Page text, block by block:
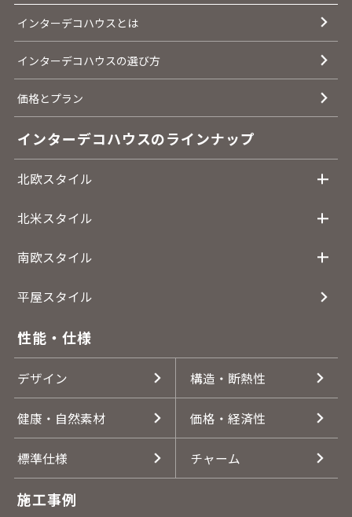
インターデコハウスとは
インターデコハウスの選び方
価格とプラン
インターデコハウスのラインナップ
北欧スタイル
北米スタイル
南欧スタイル
平屋スタイル
性能・仕様
デザイン 構造・断熱性
健康・自然素材 価格・経済性
標準仕様 チャーム
施工事例